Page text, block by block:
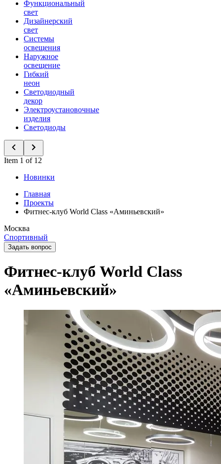
Функциональный
свет
Дизайнерский
свет
Системы
освещения
Наружное
освещение
Гибкий
неон
Светодиодный
декор
Электроустановочные
изделия
Светодиоды
Item 1 of 12
Новинки
Главная
Проекты
Фитнес-клуб World Class «Аминьевский»
Москва
Спортивный
Задать вопрос
Фитнес-клуб World Class
«Аминьевский»